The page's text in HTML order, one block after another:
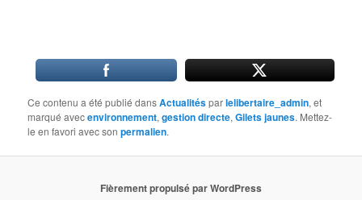
Ce contenu a été publié dansActualitésparlelibertaire_admin, et
marqué avecenvironnement,gestion directe,Gilets jaunes. Mettez-
le en favori avec sonpermalien.
Fièrement propulsé par WordPress